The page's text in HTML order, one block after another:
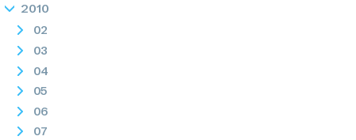
2010
02
03
04
05
06
07